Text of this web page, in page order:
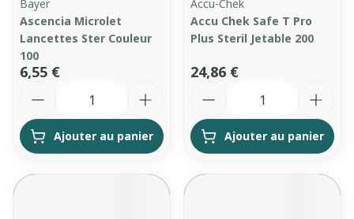
Bayer
Ascencia Microlet
Lancettes Ster Couleur
100
6,55 €
Ajouter au panier
Accu-Chek
Accu Chek Safe T Pro
Plus Steril Jetable 200
24,86 €
Ajouter au panier